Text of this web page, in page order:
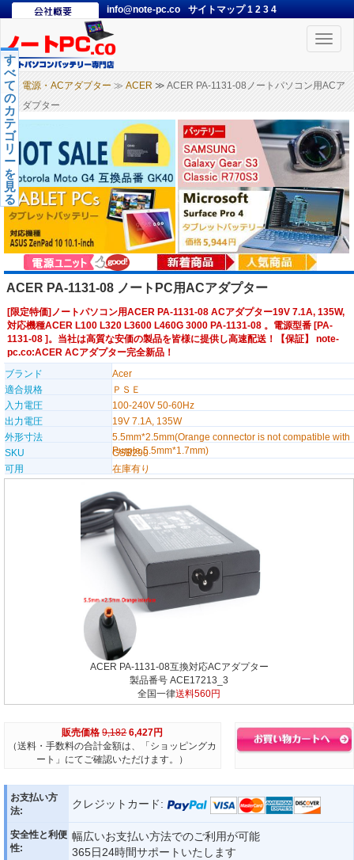
info@note-pc.co サイトマップ1 2 3 4
Toggle
電源・ACアダプター ≫ ACER ≫ ACER PA-1131-08ノートパソコン用ACア
ダプター
す
べ
て
の
カ
テ
ゴ
リ
ー
を
見
る
ACER PA-1131-08 ノートPC用ACアダプター
[限定特価]ノートパソコン用ACER PA-1131-08 ACアダプター19V 7.1A, 135W,
対応機種ACER L100 L320 L3600 L460G 3000 PA-1131-08 。電源型番 [PA-
1131-08 ]。当社は高質な安価の製品を皆様に提供し高速配送！【保証】 note-
pc.co:ACER ACアダプター完全新品！
ブランド
Acer
適合規格
ＰＳＥ
入力電圧
100-240V 50-60Hz
出力電圧
19V 7.1A, 135W
外形寸法
5.5mm*2.5mm(Orange connector is not compatible with
Purple 5.5mm*1.7mm)
SKU
GSB290
可用
在庫有り
ACER PA-1131-08互換対応ACアダプター
製品番号 ACE17213_3
全国一律送料560円
販売価格 9,182 6,427円
（送料・手数料の合計金額は、「ショッピングカ
ート」にてご確認いただけます。）
お支払い方
法:
クレジットカード:
安全性と利便
性:
幅広いお支払い方法でのご利用が可能
365日24時間サポートいたします